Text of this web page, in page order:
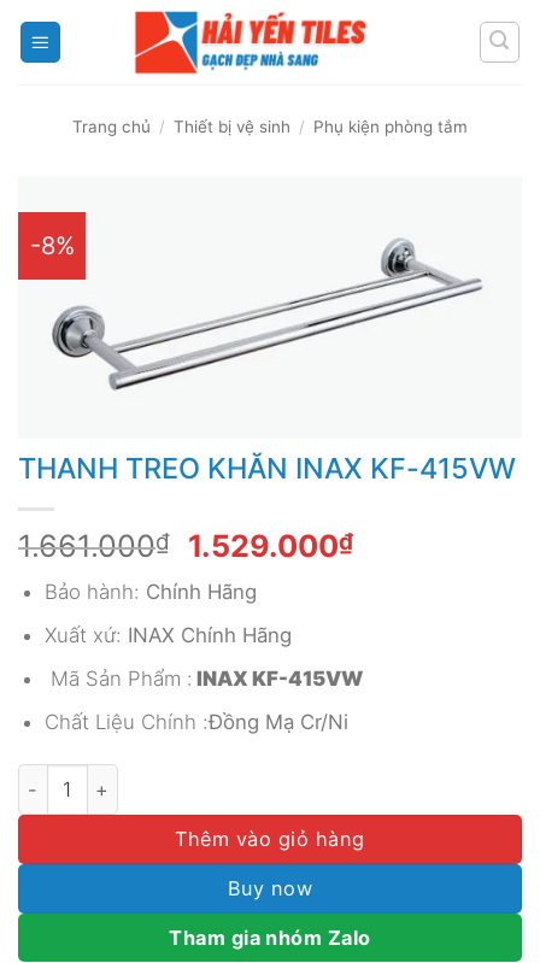
Trang chủ / Thiết bị vệ sinh / Phụ kiện phòng tắm
-8%
THANH TREO KHĂN INAX KF-415VW
1.661.000₫
Giá
gốc
là:
1.661.000₫.
1.529.000₫Giá
1.529.000₫.
Bảo hành: Chính Hãng
Xuất xứ: INAX Chính Hãng
Mã Sản Phẩm : INAX KF-415VW
Chất Liệu Chính :Đồng Mạ Cr/Ni
THANH TREO KHĂN INAX KF-415VW số lượng
Thêm vào giỏ hàng
Buy now
Tham gia nhóm Zalo